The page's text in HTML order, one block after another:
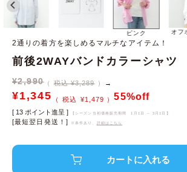
ピンク オフ
2通りの着方を楽しめるマルチなアイテム！
前後2WAYバンドカラーシャツ
¥2,990 税込 ¥3,289 →
¥1,345 ¥1,479 55%off
[ 13 ポイント進呈 ] 【シーズン当初価格販売期間 1月1日 ～ 3月1日 】
[最短翌日発送！] ※条件あり、 詳細はこちら